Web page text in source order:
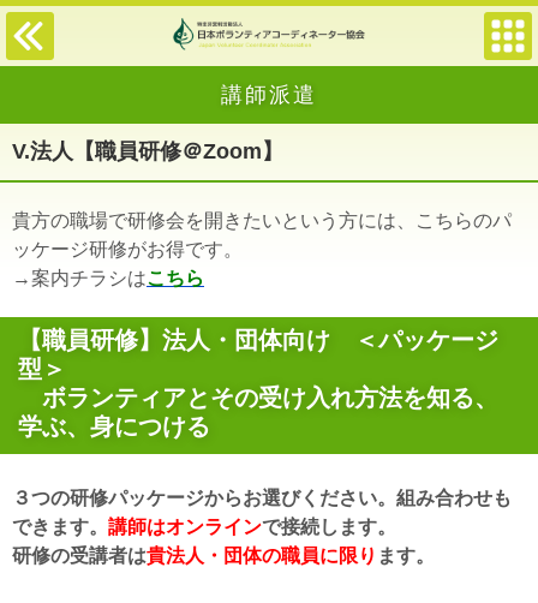
講師派遣
V.法人【職員研修＠Zoom】
貴方の職場で研修会を開きたいという方には、こちらのパ
ッケージ研修がお得です。
→案内チラシはこちら
【職員研修】法人・団体向け ＜パッケージ
型＞
ボランティアとその受け入れ方法を知る、
学ぶ、身につける
３つの研修パッケージからお選びください。組み合わせも
できます。 講師はオンラインで接続します。
研修の受講者は貴法人・団体の職員に限り ます。